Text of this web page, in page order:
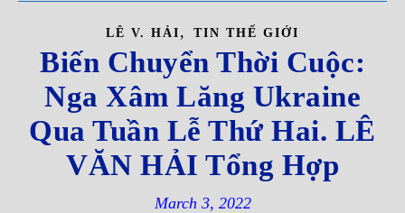
LÊ V. HẢI , TIN THẾ GIỚI
Biến Chuyển Thời Cuộc:
Nga Xâm Lăng Ukraine
Qua Tuần Lễ Thứ Hai. LÊ
VĂN HẢI Tổng Hợp
March 3, 2022